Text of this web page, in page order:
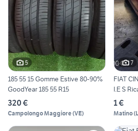
5
185 55 15 Gomme Estive 80-90%
GoodYear 185 55 R15
320 €
Campolongo Maggiore(VE)
7
FIAT
I.E S
1 €
Matino(